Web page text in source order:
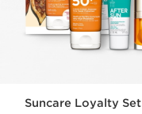
Suncare Loyalty Set